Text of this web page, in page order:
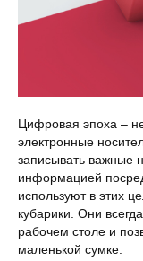
Цифровая эпоха –
электронные
записывать важные
информацией
используют в этих
кубарики. Они
рабочем столе и
маленькой сумке.